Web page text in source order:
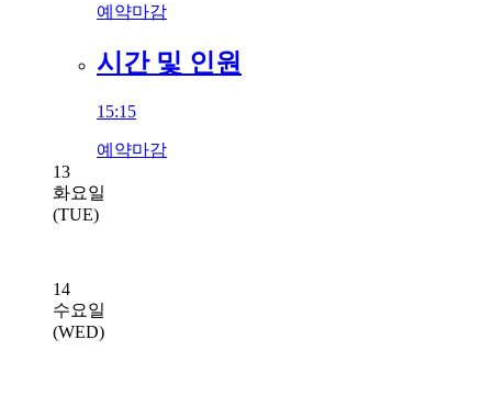
예약마감
시간 및 인원
15:15
예약마감
13
화요일
(TUE)
14
수요일
(WED)